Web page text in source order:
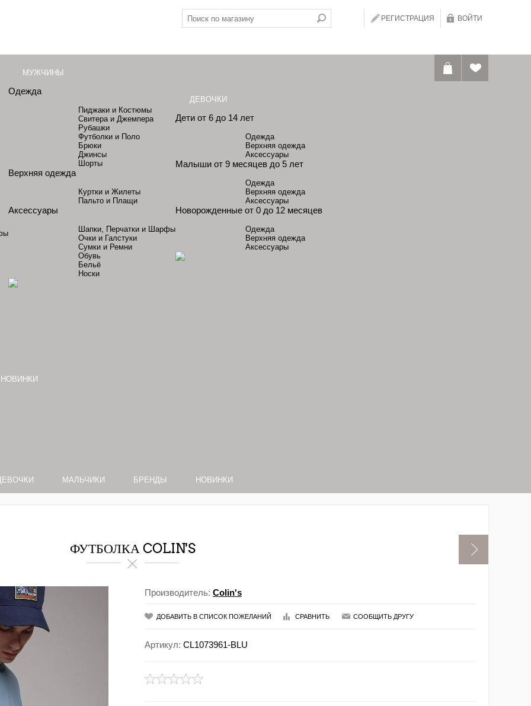
РЕГИСТРАЦИЯ ВОЙТИ
МУЖЧИНЫ
Одежда
Пиджаки и Костюмы
Свитера и Джемпера
Рубашки
Футболки и Поло
Брюки
Джинсы
Шорты
Верхняя одежда
Куртки и Жилеты
Пальто и Плащи
Аксессуары
Шапки, Перчатки и Шарфы
Очки и Галстуки
Сумки и Ремни
Обувь
Бельё
Носки
ДЕВОЧКИ
Дети от 6 до 14 лет
Одежда
Верхняя одежда
Аксессуары
Малыши от 9 месяцев до 5 лет
Одежда
Верхняя одежда
Аксессуары
Новорожденные от 0 до 12 месяцев
Одежда
Верхняя одежда
Аксессуары
НОВИНКИ
МАЛЬЧИКИ БРЕНДЫ НОВИНКИ
ФУТБОЛКА COLIN'S
Производитель: Colin's
ДОБАВИТЬ В СПИСОК ПОЖЕЛАНИЙ СРАВНИТЬ СООБЩИТЬ ДРУГУ
Артикул: CL1073961-BLU